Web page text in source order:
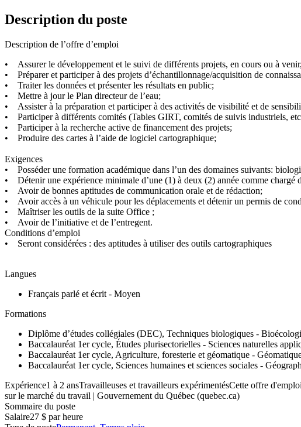
Description du poste
Description de l’offre d’emploi
• Assurer le développement et le suivi de différents projets, en cours ou à
• Préparer et participer à des projets d’échantillonnage/acquisition de
• Traiter les données et présenter les résultats en public;
• Mettre à jour le Plan directeur de l’eau;
• Assister à la préparation et participer à des activités de visibilité et de
• Participer à différents comités (Tables GIRT, comités de suivis industriels,
• Participer à la recherche active de financement des projets;
• Produire des cartes à l’aide de logiciel cartographique;
Exigences
• Posséder une formation académique dans l’un des domaines suivants:
• Détenir une expérience minimale d’une (1) à deux (2) année comme chargé
• Avoir de bonnes aptitudes de communication orale et de rédaction;
• Avoir accès à un véhicule pour les déplacements et détenir un permis de
• Maîtriser les outils de la suite Office ;
• Avoir de l’initiative et de l’entregent.
Conditions d’emploi
• Seront considérées : des aptitudes à utiliser des outils cartographiques
Langues
Français parlé et écrit - Moyen
Formations
Diplôme d’études collégiales (DEC), Techniques biologiques -
Baccalauréat 1er cycle, Études plurisectorielles - Sciences naturelles
Baccalauréat 1er cycle, Agriculture, foresterie et géomatique -
Baccalauréat 1er cycle, Sciences humaines et sciences sociales -
Expérience1 à 2 ansTravailleuses et travailleurs expérimentésCette offre
sur le marché du travail | Gouvernement du Québec (quebec.ca)
Sommaire du poste
Salaire27 $ par heure